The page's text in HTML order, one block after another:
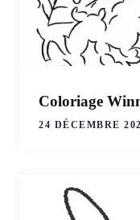
Coloriage
24 DÉCEMBRE